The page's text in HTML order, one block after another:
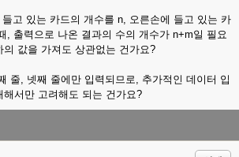
고 있는 카드의 개수를 n, 오른손에 들고 있는 카
, 출력으로 나온 결과의 수의 개수가 n+m일 필요
값을 가져도 상관없는 건가요?
줄, 넷째 줄에만 입력되므로, 추가적인 데이터 입
서만 고려해도 되는 건가요?